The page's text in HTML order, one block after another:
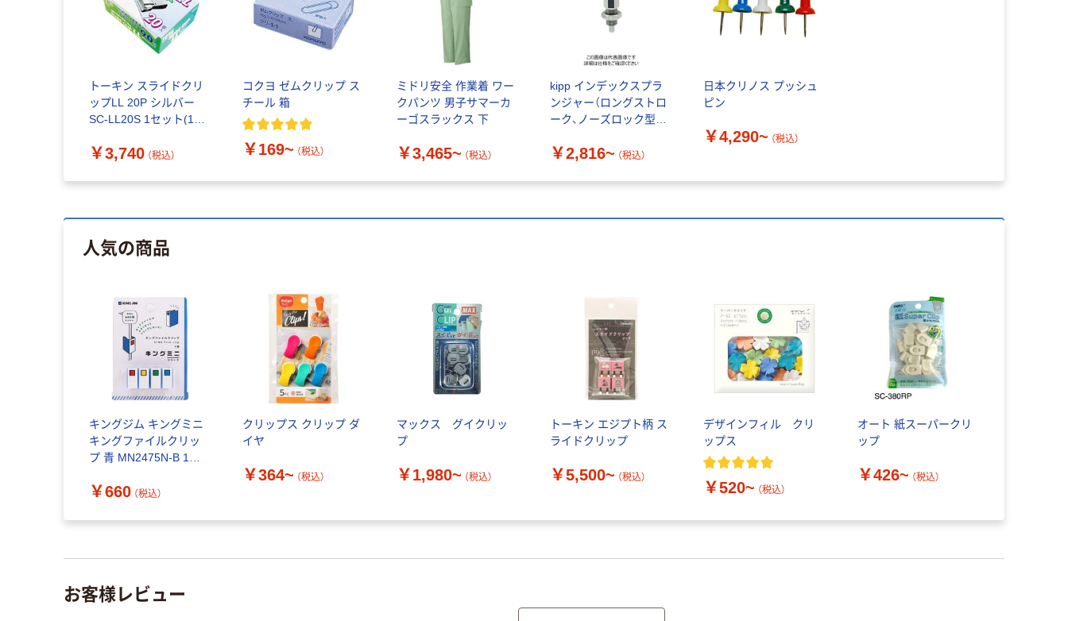
トーキン スライドクリ
ップLL 20P シルバー
SC-LL20S 1セット(1箱
￥3,740 （税込）
コクヨ ゼムクリップ ス
チール 箱
￥169~ （税込）
ミドリ安全 作業着 ワー
クパンツ 男子サマーカ
ーゴスラックス 下
￥3,465~ （税込）
kipp インデックスプラ
ンジャー（ロングストロ
ーク、ノーズロック型）
￥2,816~ （税込）
日本クリノス プッシュ
ピン
￥4,290~ （税込）
人気の商品
キングジム キングミニ
キングファイルクリッ
プ 青 MN2475N-B 1パ
￥660 （税込）
クリップス クリップ ダ
イヤ
￥364~ （税込）
マックス グイクリッ
プ
￥1,980~ （税込）
トーキン エジプト柄 ス
ライドクリップ
￥5,500~ （税込）
デザインフィル クリ
ップス
￥520~ （税込）
オート 紙スーパークリ
ップ
￥426~ （税込）
お客様レビュー